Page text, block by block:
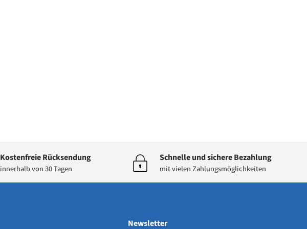
Kostenfreie Rücksendung
innerhalb von 30 Tagen
Schnelle und sichere Bezahlung
mit vielen Zahlungsmöglichkeiten
Newsletter